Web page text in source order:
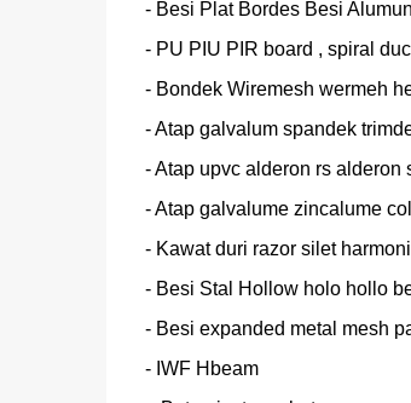
- Besi Plat Bordes Besi
- PU PIU PIR board , spiral
- Bondek Wiremesh wermeh
- Atap galvalum spandek
- Atap upvc alderon rs
- Atap galvalume zincalume
- Kawat duri razor silet
- Besi Stal Hollow holo hollo
- Besi expanded metal mesh
- IWF Hbeam